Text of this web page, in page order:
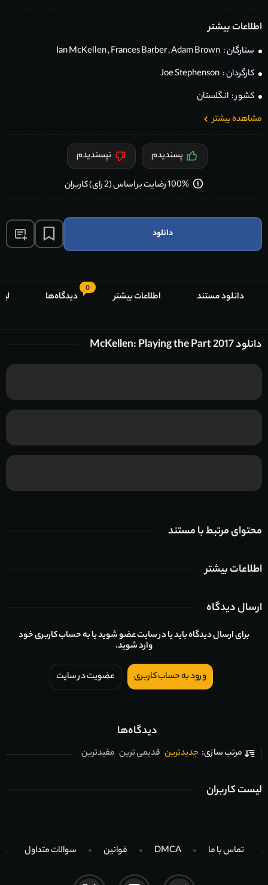
اطلاعات بیشتر
ستارگان : Ian McKellen,Frances Barber,Adam Brown
کارگردان : Joe Stephenson
کشور : انگلستان
مشاهده بیشتر
پسندیدم نپسندیدم
100% رضایت بر اساس (2 رای) کاربران
دانلود
دانلود مستند اطلاعات بیشتر
0
دیدگاه‌ها
دانلود McKellen: Playing the Part 2017
محتوای مرتبط با مستند
اطلاعات بیشتر
ارسال دیدگاه
برای ارسال دیدگاه باید یا در سایت عضو شوید یا به حساب کاربری خود
وارد شوید.
ورود به حساب کاربری عضویت در سایت
دیدگاه‌ها
مرتب سازی: جدیدترین قدیمی ترین مفیدترین
لیست کاربران
تماس با ما DMCA قوانین سوالات متداول